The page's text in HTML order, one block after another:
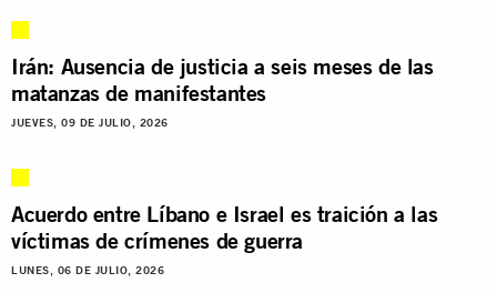
Irán: Ausencia de justicia a seis meses de las
matanzas de manifestantes
JUEVES, 09 DE JULIO, 2026
Acuerdo entre Líbano e Israel es traición a las
víctimas de crímenes de guerra
LUNES, 06 DE JULIO, 2026